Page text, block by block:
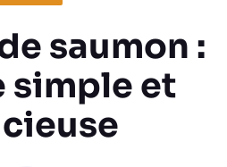
saumon :
simple et